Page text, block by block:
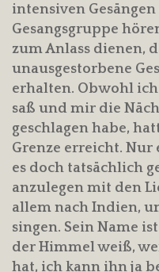
intensiven
Gesangsgruppe
zum Anlass dienen,
unausgestorbene
erhalten. Obwohl
saß und mir die
geschlagen habe,
Grenze erreicht.
es doch tatsächlich
anzulegen mit den
allem nach Indien,
singen. Sein Name
der Himmel weiß,
hat, ich kann ihn ja